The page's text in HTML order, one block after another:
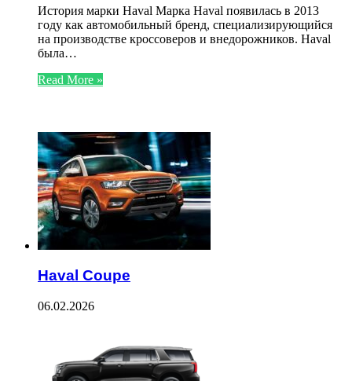
История марки Haval Марка Haval появилась в 2013
году как автомобильный бренд, специализирующийся
на производстве кроссоверов и внедорожников. Haval
была…
Read More »
Haval Coupe
06.02.2026